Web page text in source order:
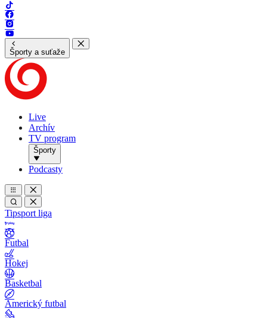
Športy a suťaže
Live
Archív
TV program
Športy
Podcasty
Tipsport liga
Futbal
Hokej
Basketbal
Americký futbal